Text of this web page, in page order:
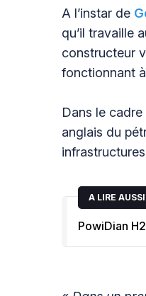
A l’instar de
qu’il travaille
constructeur
fonctionnant
Dans le
anglais du
A LIRE AUSSI
PowiDian